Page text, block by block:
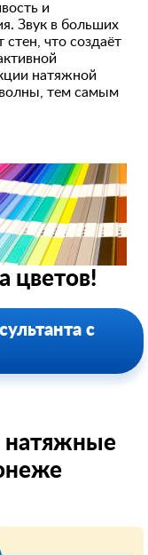
и
Звук в больших
что создаёт
натяжной
волны, тем самым
цветов!
с
натяжные